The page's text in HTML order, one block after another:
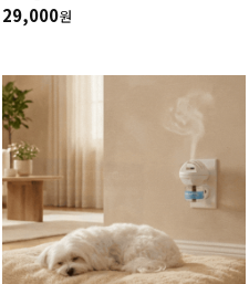
어 피부와 피모건강에 도움 장건강 긴장완
화 부드러운식감
29,000원